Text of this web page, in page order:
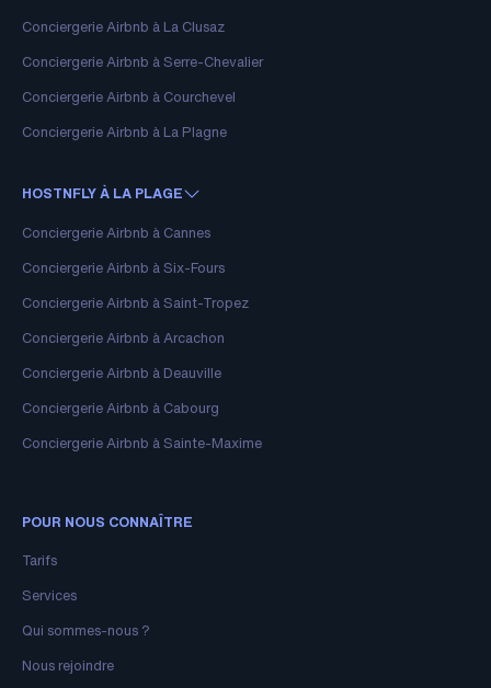
Conciergerie Airbnb à La Clusaz
Conciergerie Airbnb à Serre-Chevalier
Conciergerie Airbnb à Courchevel
Conciergerie Airbnb à La Plagne
HOSTNFLY À LA PLAGE
Conciergerie Airbnb à Cannes
Conciergerie Airbnb à Six-Fours
Conciergerie Airbnb à Saint-Tropez
Conciergerie Airbnb à Arcachon
Conciergerie Airbnb à Deauville
Conciergerie Airbnb à Cabourg
Conciergerie Airbnb à Sainte-Maxime
POUR NOUS CONNAÎTRE
Tarifs
Services
Qui sommes-nous ?
Nous rejoindre